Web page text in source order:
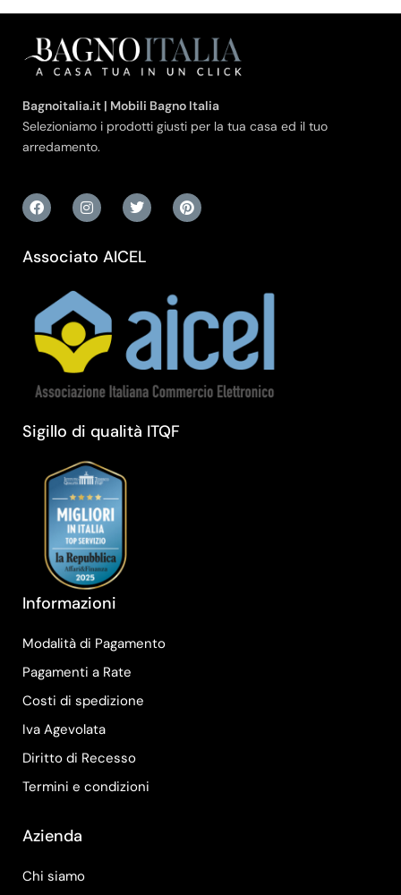
Bagnoitalia.it | Mobili Bagno Italia
Selezioniamo i prodotti giusti per la tua casa ed il tuo
arredamento.
Associato AICEL
Sigillo di qualità ITQF
Informazioni
Modalità di Pagamento
Pagamenti a Rate
Costi di spedizione
Iva Agevolata
Diritto di Recesso
Termini e condizioni
Azienda
Chi siamo